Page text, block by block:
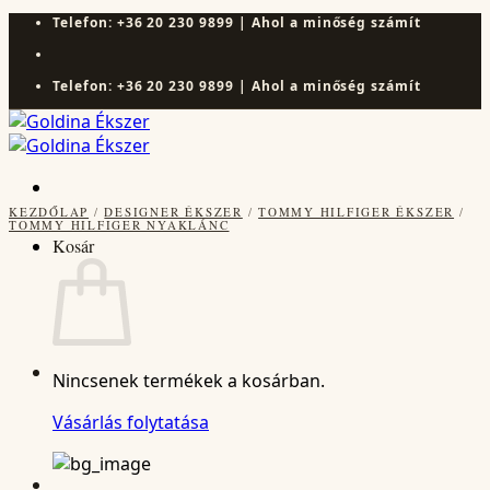
Skip
Telefon: +36 20 230 9899 | Ahol a minőség számít
Telefon: +36 20 230 9899 | Ahol a minőség számít
Kosár
Nincsenek termékek a kosárban.
Vásárlás folytatása
KEZDŐLAP / DESIGNER ÉKSZER / TOMMY HILFIGER ÉKSZER /
TOMMY HILFIGER NYAKLÁNC